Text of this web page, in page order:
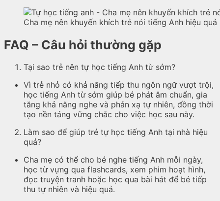
Cha mẹ nên khuyến khích trẻ nói tiếng Anh hiệu quả
FAQ – Câu hỏi thường gặp
Tại sao trẻ nên tự học tiếng Anh từ sớm?
Vì trẻ nhỏ có khả năng tiếp thu ngôn ngữ vượt trội,
học tiếng Anh từ sớm giúp bé phát âm chuẩn, gia
tăng khả năng nghe và phản xạ tự nhiên, đồng thời
tạo nền tảng vững chắc cho việc học sau này.
Làm sao để giúp trẻ tự học tiếng Anh tại nhà hiệu
quả?
Cha mẹ có thể cho bé nghe tiếng Anh mỗi ngày,
học từ vựng qua flashcards, xem phim hoạt hình,
đọc truyện tranh hoặc học qua bài hát để bé tiếp
thu tự nhiên và hiệu quả.